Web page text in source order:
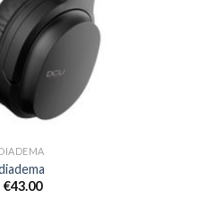
€43.00